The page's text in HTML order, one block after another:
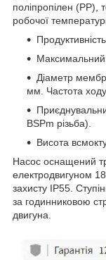
поліпропілен (PP),
робочої
Максимальний
Діаметр
мм. Частота ходу
BSPm різьба).
Висота
Насос оснащений
електродвигуном
захисту IP55.
за годинниковою
двигуна.